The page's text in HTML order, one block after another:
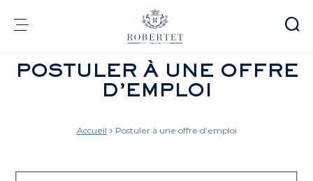
Health & Beauty
POSTULER À UNE OFFRE
D’EMPLOI
Accueil Postuler à une offre d’emploi
Panneau de gestion des cookies